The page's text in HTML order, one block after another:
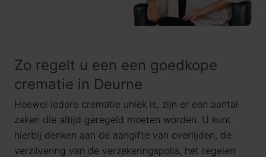
Zo regelt u een een goedkope
crematie in Deurne
Hoewel iedere crematie uniek is, zijn er een aantal
zaken die altijd geregeld moeten worden. U kunt
hierbij denken aan de aangifte van overlijden, de
verzilvering van de verzekeringspolis, het regelen